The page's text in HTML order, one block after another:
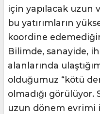
için yapılacak uzun
bu yatırımların
koordine
Bilimde, sanayide,
alanlarında
olduğumuz “kötü
olmadığı
uzun dönem evrimi